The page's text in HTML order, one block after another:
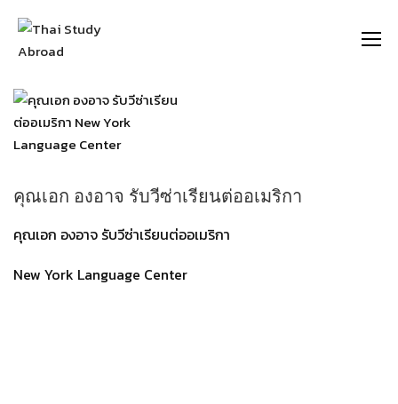
คุณเอก องอาจ รับวีซ่าเรียนต่ออเมริกา
คุณเอก องอาจ รับวีซ่าเรียนต่ออเมริกา
New York Language Center